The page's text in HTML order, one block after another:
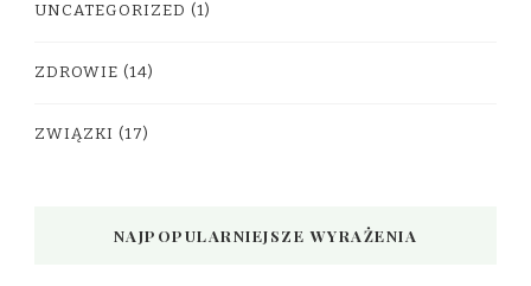
UNCATEGORIZED (1)
ZDROWIE (14)
ZWIĄZKI (17)
NAJPOPULARNIEJSZE WYRAŻENIA